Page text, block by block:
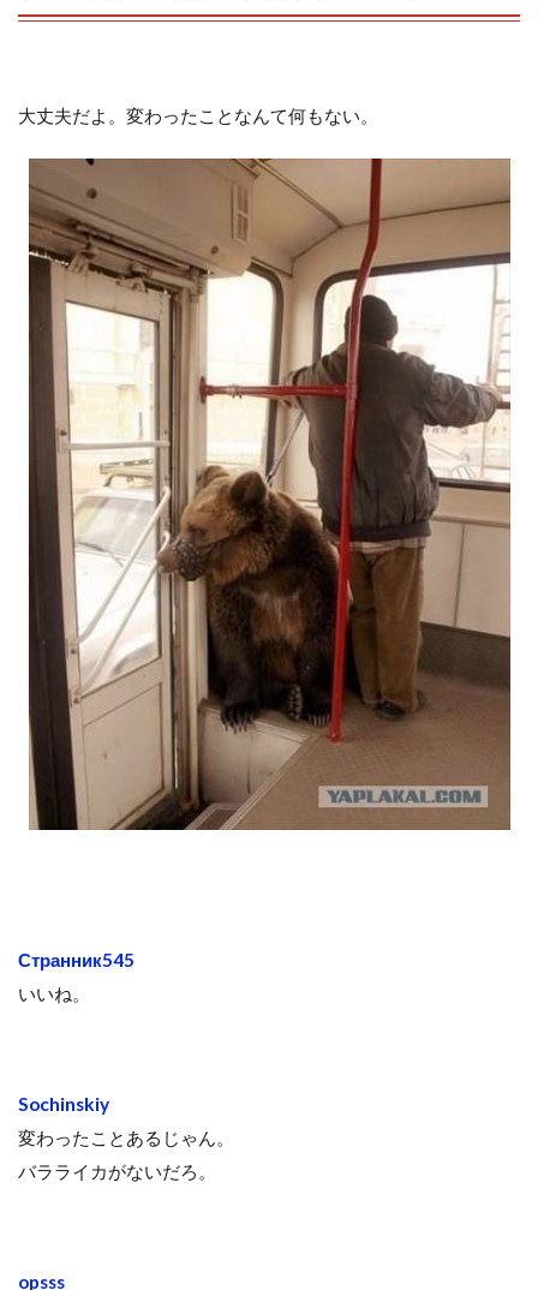
大丈夫だよ。変わったことなんて何もない。
Странник545
いいね。
Sochinskiy
変わったことあるじゃん。
バラライカがないだろ。
opsss